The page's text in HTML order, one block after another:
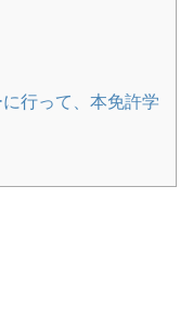
行って、本免許学